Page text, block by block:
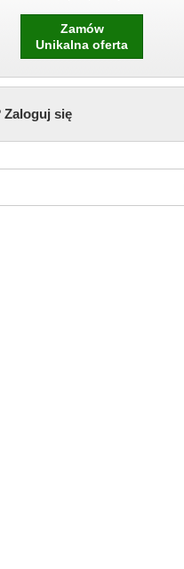
Zamów
Unikalna oferta
Zaloguj się